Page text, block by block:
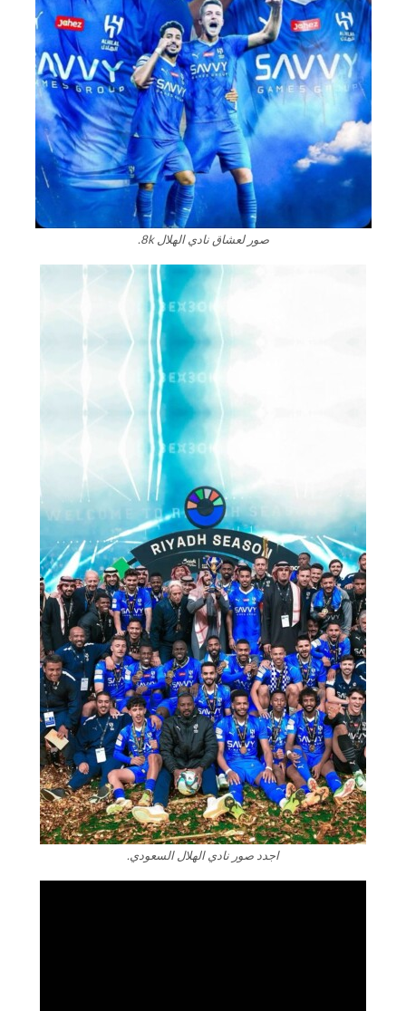
صور لعشاق نادي الهلال 8k.
اجدد صور نادي الهلال السعودي.